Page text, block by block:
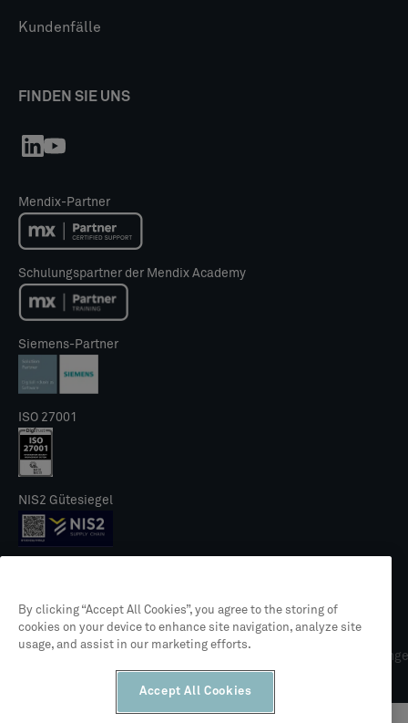
Kundenfälle
FINDEN SIE UNS
Mendix-Partner
Schulungspartner der Mendix Academy
Siemens-Partner
ISO 27001
NIS2 Gütesiegel
© 2026 CLEVR
Allgemeine
By clicking “Accept All Cookies”, you agree to the storing of
cookies on your device to enhance site navigation, analyze site
usage, and assist in our marketing efforts.
Accept All Cookies